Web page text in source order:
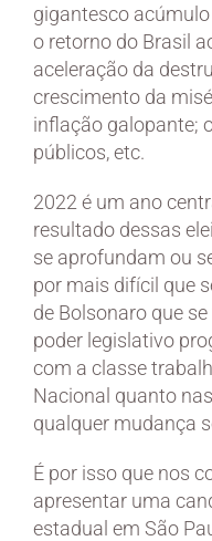
gigantesco
o retorno do Brasil
aceleração da
crescimento da
inflação galopante;
públicos, etc.
2022 é um ano
resultado dessas
se aprofundam ou
por mais difícil que
de Bolsonaro que
poder legislativo
com a classe
Nacional quanto
qualquer mudança
É por isso que nos
apresentar uma
estadual em São